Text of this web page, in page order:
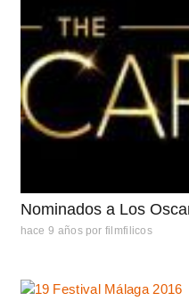
Nominados a Los
hace 9 años por filmfilicos